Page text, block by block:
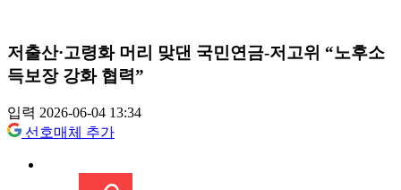
저출산·고령화 머리 맞댄 국민연금-저고위 “노후소
득보장 강화 협력”
입력 2026-06-04 13:34
선호매체 추가